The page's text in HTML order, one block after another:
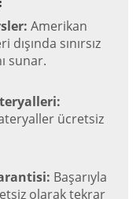
Amerikan
sınırsız
sunar.
ücretsiz
Başarıyla
olarak tekrar